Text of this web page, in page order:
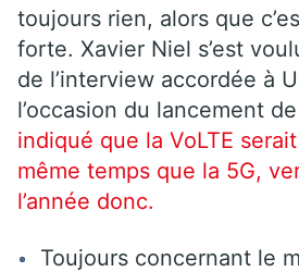
toujours rien, alors que
forte. Xavier Niel s’est
de l’interview accordée à
l’occasion du lancement
indiqué que la VoLTE
même temps que la 5G,
l’année donc.
Toujours concernant le